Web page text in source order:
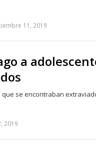
11, 2019
a
se encontraban
2019